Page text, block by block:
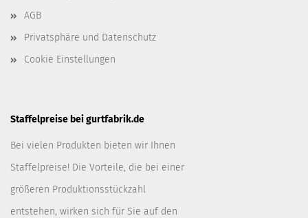
AGB
Privatsphäre und Datenschutz
Cookie Einstellungen
Staffelpreise bei gurtfabrik.de
Bei vielen Produkten bieten wir Ihnen
Staffelpreise! Die Vorteile, die bei einer
größeren Produktionsstückzahl
entstehen, wirken sich für Sie auf den